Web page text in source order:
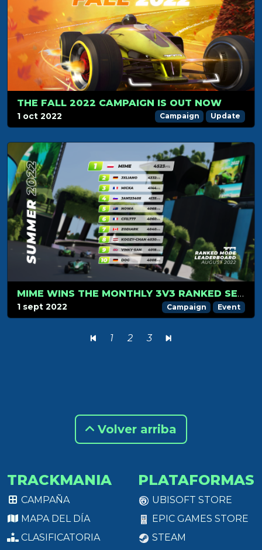
THE FALL 2022 CAMPAIGN IS OUT NOW
1 oct 2022 Campaign Update
MIME WINS THE MONTHLY 3V3 RANKED SEASON
1 sept 2022 Campaign Event
1 2 3
Volver arriba
TRACKMANIA
CAMPAÑA
MAPA DEL DÍA
CLASIFICATORIA
PLATAFORMAS
UBISOFT STORE
EPIC GAMES STORE
STEAM